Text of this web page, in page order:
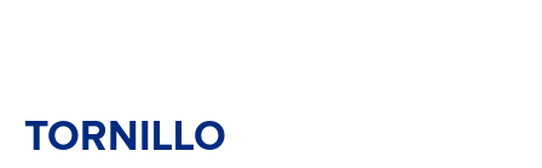
TORNILLO